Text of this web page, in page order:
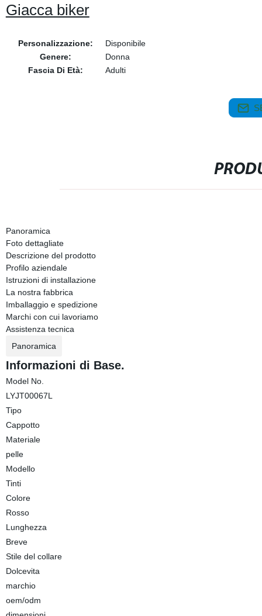
Giacca biker
Personalizzazione:
Disponibile
Genere:
Donna
Fascia Di Età:
Adulti
Panoramica
Foto dettagliate
Descrizione del prodotto
Profilo aziendale
Istruzioni di installazione
La nostra fabbrica
Imballaggio e spedizione
Marchi con cui lavoriamo
Assistenza tecnica
Panoramica
Informazioni di Base.
Model No.
LYJT00067L
Tipo
Cappotto
Materiale
pelle
Modello
Tinti
Colore
Rosso
Lunghezza
Breve
Stile del collare
Dolcevita
marchio
oem/odm